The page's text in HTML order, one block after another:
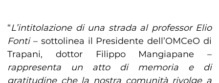
“L’intitolazione di una strada al professor Elio
Fonti– sottolinea il Presidente dell’OMCeO di
Trapani, dottor Filippo Mangiapane –
rappresenta un atto di memoria e di
gratitudine che la nostra comunità rivolge a